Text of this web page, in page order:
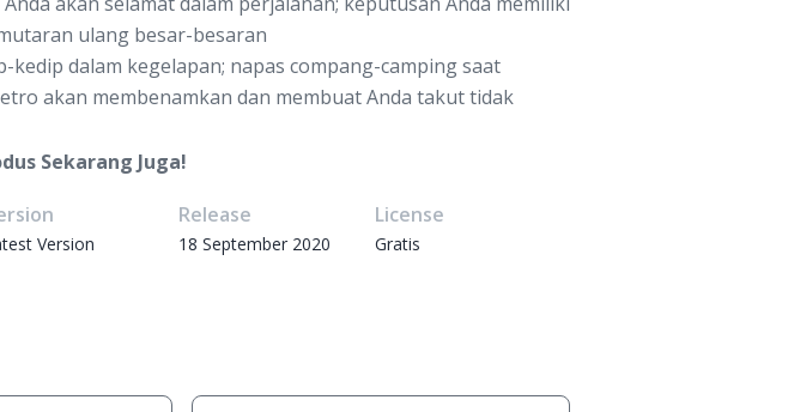
ulang besar-besaran
dalam kegelapan; napas compang-camping saat
akan membenamkan dan membuat Anda takut tidak
Sekarang Juga!
Version
Release
18 September 2020
License
Gratis